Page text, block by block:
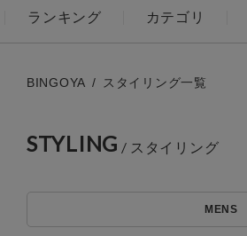
ランキング カテゴリ
LADIES KIDS
BINGOYA スタイリング一覧
STYLING
MENS